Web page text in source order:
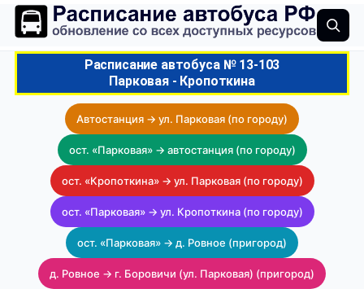
Расписание автобуса № 13-103
Парковая - Кропоткина
Автостанция → ул. Парковая (по городу)
ост. «Парковая» → автостанция (по городу)
ост. «Кропоткина» → ул. Парковая (по городу)
ост. «Парковая» → ул. Кропоткина (по городу)
ост. «Парковая» → д. Ровное (пригород)
д. Ровное → г. Боровичи (ул. Парковая) (пригород)